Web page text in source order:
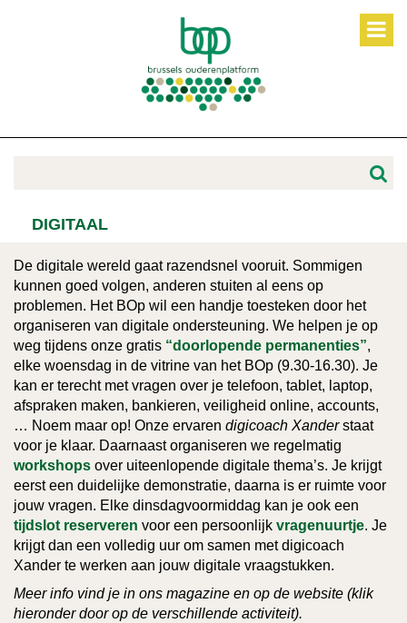
DIGITAAL
De digitale wereld gaat razendsnel vooruit. Sommigen
kunnen goed volgen, anderen stuiten al eens op
problemen. Het BOp wil een handje toesteken door het
organiseren van digitale ondersteuning. We helpen je op
weg tijdens onze gratis “doorlopende permanenties”,
elke woensdag in de vitrine van het BOp (9.30-16.30). Je
kan er terecht met vragen over je telefoon, tablet, laptop,
afspraken maken, bankieren, veiligheid online, accounts,
… Noem maar op! Onze ervaren digicoach Xanderstaat
voor je klaar. Daarnaast organiseren we regelmatig
workshops over uiteenlopende digitale thema’s. Je krijgt
eerst een duidelijke demonstratie, daarna is er ruimte voor
jouw vragen. Elke dinsdagvoormiddag kan je ook een
tijdslot reserveren voor een persoonlijk vragenuurtje. Je
krijgt dan een volledig uur om samen met digicoach
Xander te werken aan jouw digitale vraagstukken.
Meer info vind je in ons magazine en op de website (klik
hieronder door op de verschillende activiteit).